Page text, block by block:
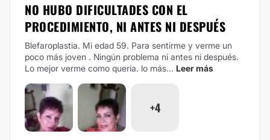
NO HUBO DIFICULTADES CON EL
PROCEDIMIENTO, NI ANTES NI DESPUÉS
Blefaroplastia. Mi edad 59. Para sentirme y verme un
poco más joven . Ningún problema ni antes ni después.
Lo mejor verme como quería. lo más... Leer más
+4